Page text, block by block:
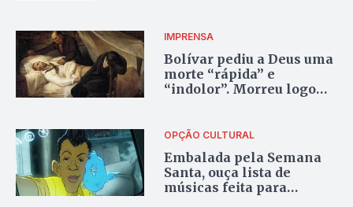
IMPRENSA
Bolívar pediu a Deus uma
morte “rápida” e
“indolor”. Morreu logo
OPÇÃO CULTURAL
Embalada pela Semana
Santa, ouça lista de
músicas feita para